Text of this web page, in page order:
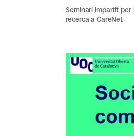
Seminari impartit per
recerca a CareNet